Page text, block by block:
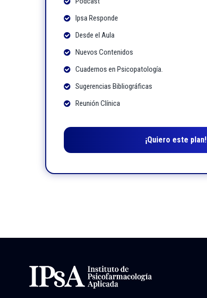
Ipsa Responde
Desde el Aula
Nuevos Contenidos
Cuadernos en Psicopatología.
Sugerencias Bibliográficas
Reunión Clínica
¡Quiero este plan!